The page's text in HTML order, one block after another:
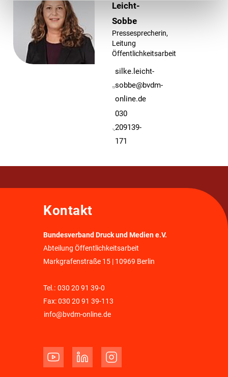
Leicht-
Sobbe
Pressesprecherin,
Leitung
Öffentlichkeitsarbeit
silke.leicht-
sobbe@bvdm-
online.de
030
209139-
171
Kontakt
Bundesverband Druck und Medien e.V.
Abteilung Öffentlichkeitsarbeit
Markgrafenstraße 15 | 10969 Berlin
Tel.: 030 20 91 39-0
Fax: 030 20 91 39-113
info@bvdm-online.de